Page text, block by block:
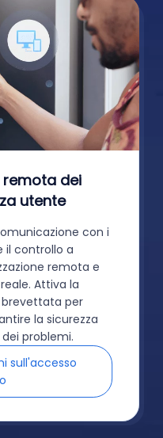
dei
utente
con i
il controllo a
remota e
Attiva la
per
la sicurezza
problemi.
sull'accesso